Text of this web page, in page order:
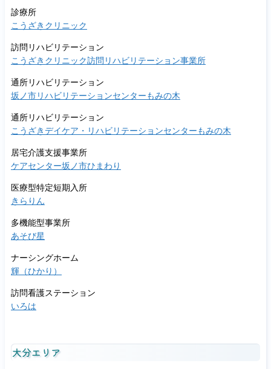
診療所
こうざきクリニック
訪問リハビリテーション
こうざきクリニック訪問リハビリテーション事業所
通所リハビリテーション
坂ノ市リハビリテーションセンターもみの木
通所リハビリテーション
こうざきデイケア・リハビリテーションセンターもみの木
居宅介護支援事業所
ケアセンター坂ノ市ひまわり
医療型特定短期入所
きらりん
多機能型事業所
あそび星
ナーシングホーム
輝（ひかり）
訪問看護ステーション
いろは
大分エリア